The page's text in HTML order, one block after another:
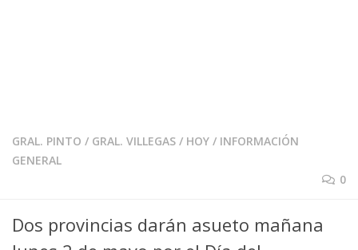
GRAL. PINTO / GRAL. VILLEGAS / HOY / INFORMACIÓN
GENERAL
0
Dos provincias darán asueto mañana